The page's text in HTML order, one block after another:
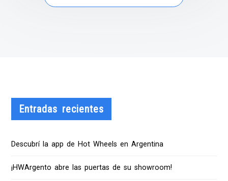
Entradas recientes
Descubrí la app de Hot Wheels en Argentina
¡HWArgento abre las puertas de su showroom!